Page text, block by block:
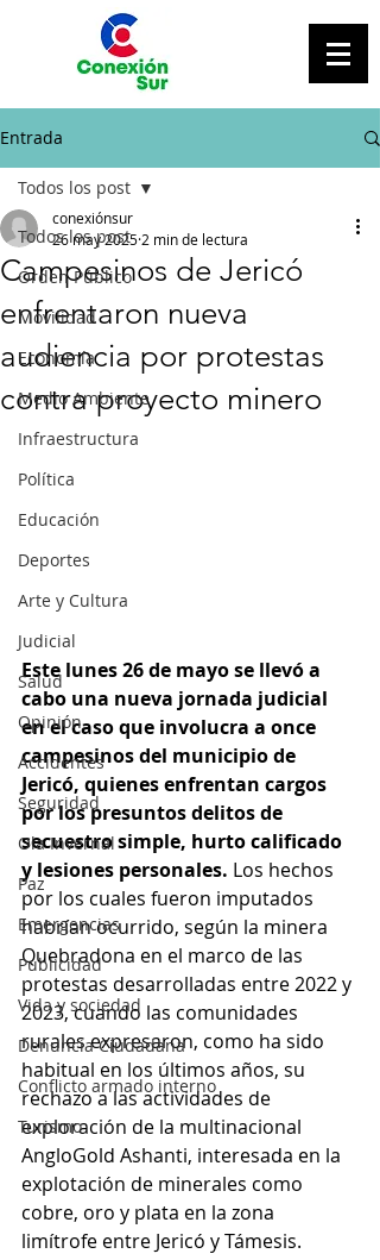
Entrada
Todos los post
Orden Público
Movilidad
Economía
Medio Ambiente
Infraestructura
Política
Educación
Deportes
Arte y Cultura
Judicial
Salud
Opinión
Accidentes
Seguridad
Ola Invernal
Paz
Emergencias
Publicidad
Vida y sociedad
Denuncia Ciudadana
Conflicto armado interno
Turismo
Todos los post
Campesinos de Jericó
enfrentaron nueva
audiencia por protestas
contra proyecto minero
conexiónsur
26 may 2025 2 min de lectura
Este lunes 26 de mayo se llevó a
cabo una nueva jornada judicial
en el caso que involucra a once
campesinos del municipio de
Jericó, quienes enfrentan cargos
por los presuntos delitos de
secuestro simple, hurto calificado
y lesiones personales. Los hechos
por los cuales fueron imputados
habrían ocurrido, según la minera
Quebradona en el marco de las
protestas desarrolladas entre 2022 y
2023, cuando las comunidades
rurales expresaron, como ha sido
habitual en los últimos años, su
rechazo a las actividades de
exploración de la multinacional
AngloGold Ashanti, interesada en la
explotación de minerales como
cobre, oro y plata en la zona
limítrofe entre Jericó y Támesis.